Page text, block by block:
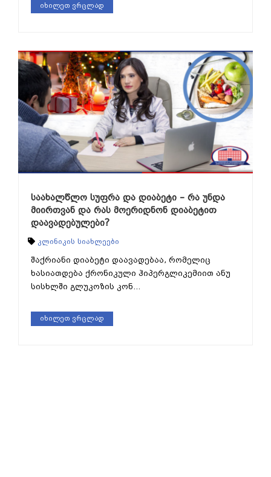
იხილეთ ვრცლად
საახალწლო სუფრა და დიაბეტი – რა უნდა
მიირთვან და რას მოერიდნონ დიაბეტით
დაავადებულები?
კლინიკის სიახლეები
შაქრიანი დიაბეტი დაავადებაა, რომელიც
ხასიათდება ქრონიკული ჰიპერგლიკემიით ანუ
სისხლში გლუკოზის კონ...
იხილეთ ვრცლად